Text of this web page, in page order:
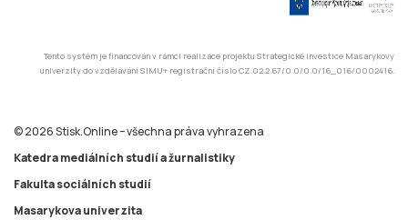
Tento systém je financován v rámci realizace projektu Strategické investice Masarykovy
univerzity do vzdělávání SIMU+ registrační číslo CZ.02.2.67/0.0/0.0/16_016/0002416.
© 2026 Stisk.Online – všechna práva vyhrazena
Katedra mediálních studií a žurnalistiky
Fakulta sociálních studií
Masarykova univerzita